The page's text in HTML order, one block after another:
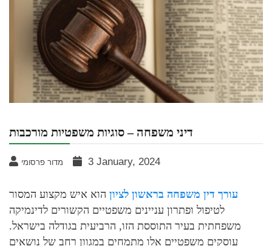
דיני משפחה – סוגיות משפטיות מורכבות
מדור פרסומי 3 January, 2024
עורך דין משפחה בראשון לציון הוא איש מקצוע המסור
לטיפול ופתרון עניינים משפטיים הקשורים לדינמיקה
משפחתית בעיר התוססת הזו, הרביעית בגודלה בישראל.
עוסקים משפטיים אלו מתמחים במגוון רחב של נושאים